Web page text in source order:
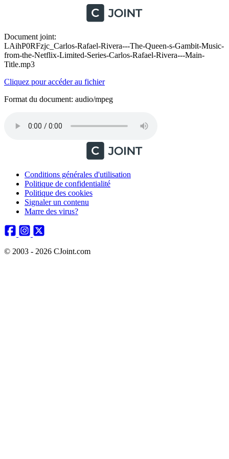
Document joint:
LAihP0RFzjc_Carlos-Rafael-Rivera---The-Queen-s-Gambit-Music-
from-the-Netflix-Limited-Series-Carlos-Rafael-Rivera---Main-
Title.mp3
Cliquez pour accéder au fichier
Format du document: audio/mpeg
Conditions générales d'utilisation
Politique de confidentialité
Politique des cookies
Signaler un contenu
Marre des virus?
© 2003 - 2026 CJoint.com